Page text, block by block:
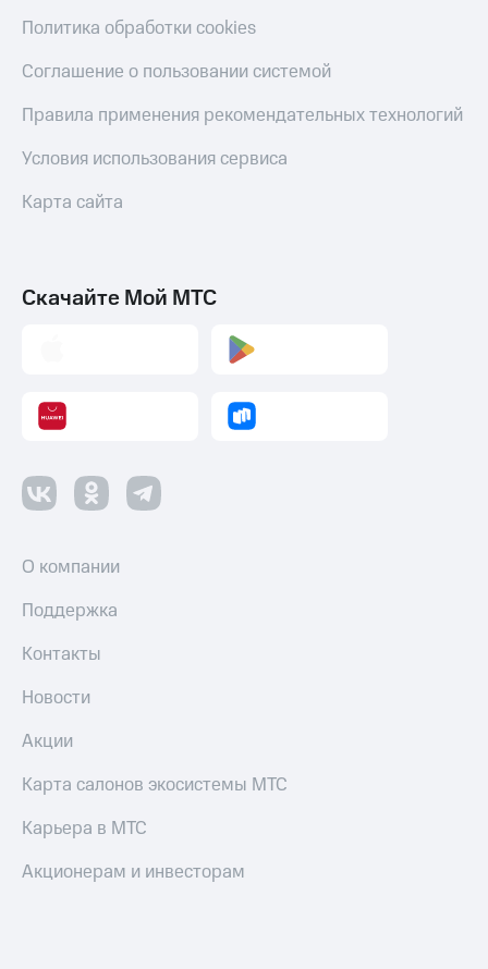
Политика обработки cookies
Соглашение о пользовании системой
Правила применения рекомендательных технологий
Условия использования сервиса
Карта сайта
Скачайте Мой МТС
О компании
Поддержка
Контакты
Новости
Акции
Карта салонов экосистемы МТС
Карьера в МТС
Акционерам и инвесторам